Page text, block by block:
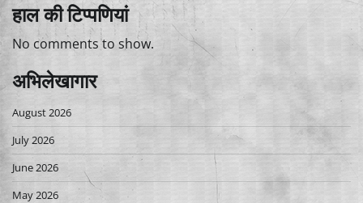
हाल की टिप्पणियां
No comments to show.
अभिलेखागार
August 2026
July 2026
June 2026
May 2026